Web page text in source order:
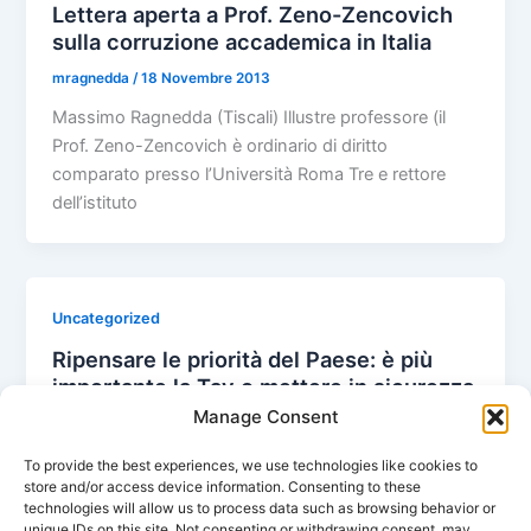
Manage Consent
To provide the best experiences, we use technologies like cookies to
store and/or access device information. Consenting to these
technologies will allow us to process data such as browsing behavior or
Lettera aperta a Prof. Zeno-Zencovich
sulla corruzione accademica in Italia
mragnedda/18 Novembre 2013
Massimo Ragnedda (Tiscali) Illustre professore (il
Prof. Zeno-Zencovich è ordinario di diritto
comparato presso l’Università Roma Tre e rettore
dell’istituto
Uncategorized
Ripensare le priorità del Paese: è più
importante la Tav o mettere in sicurezza
Massimo Ragnedda (Tiscali) Con l’investimento
pubblico oggi destinato alla costruzione della Tav si